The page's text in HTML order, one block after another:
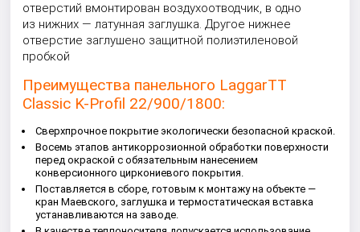
отверстий вмонтирован воздухоотводчик, в одно
из нижних — латунная заглушка. Другое нижнее
отверстие заглушено защитной полиэтиленовой
пробкой
Преимущества панельного LaggarTT
Classic K-Profil 22/900/1800:
Сверхпрочное покрытие экологически безопасной краской.
Восемь этапов антикоррозионной обработки поверхности
перед окраской с обязательным нанесением
конверсионного циркониевого покрытия.
Поставляется в сборе, готовым к монтажу на объекте —
кран Маевского, заглушка и термостатическая вставка
устанавливаются на заводе.